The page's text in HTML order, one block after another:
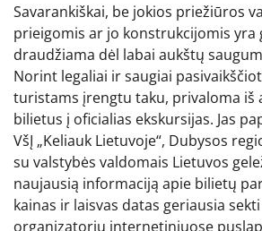
Savarankiškai, be jokios priežiūros
prieigomis ar jo konstrukcijomis yra
draudžiama dėl labai aukštų
Norint legaliai ir saugiai
turistams įrengtu taku, privaloma iš
bilietus į oficialias ekskursijas. Jas
VšĮ „Keliauk Lietuvoje“, Dubysos
su valstybės valdomais Lietuvos
naujausią informaciją apie bilietų
kainas ir laisvas datas geriausia
organizatorių internetiniuose